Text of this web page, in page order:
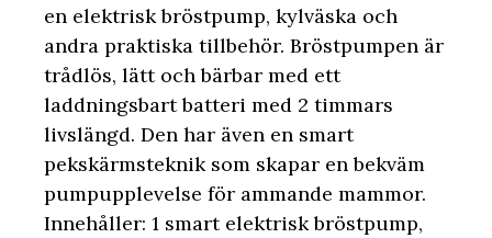
en elektrisk bröstpump, kylväska och
andra praktiska tillbehör. Bröstpumpen är
trådlös, lätt och bärbar med ett
laddningsbart batteri med 2 timmars
livslängd. Den har även en smart
pekskärmsteknik som skapar en bekväm
pumpupplevelse för ammande mammor.
Innehåller: 1 smart elektrisk bröstpump,